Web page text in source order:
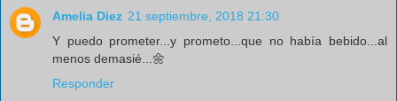
Amelia Diez 21 septiembre, 2018 21:30
Y puedo prometer...y prometo...que no había bebido...al
menos demasié...🌼
Responder